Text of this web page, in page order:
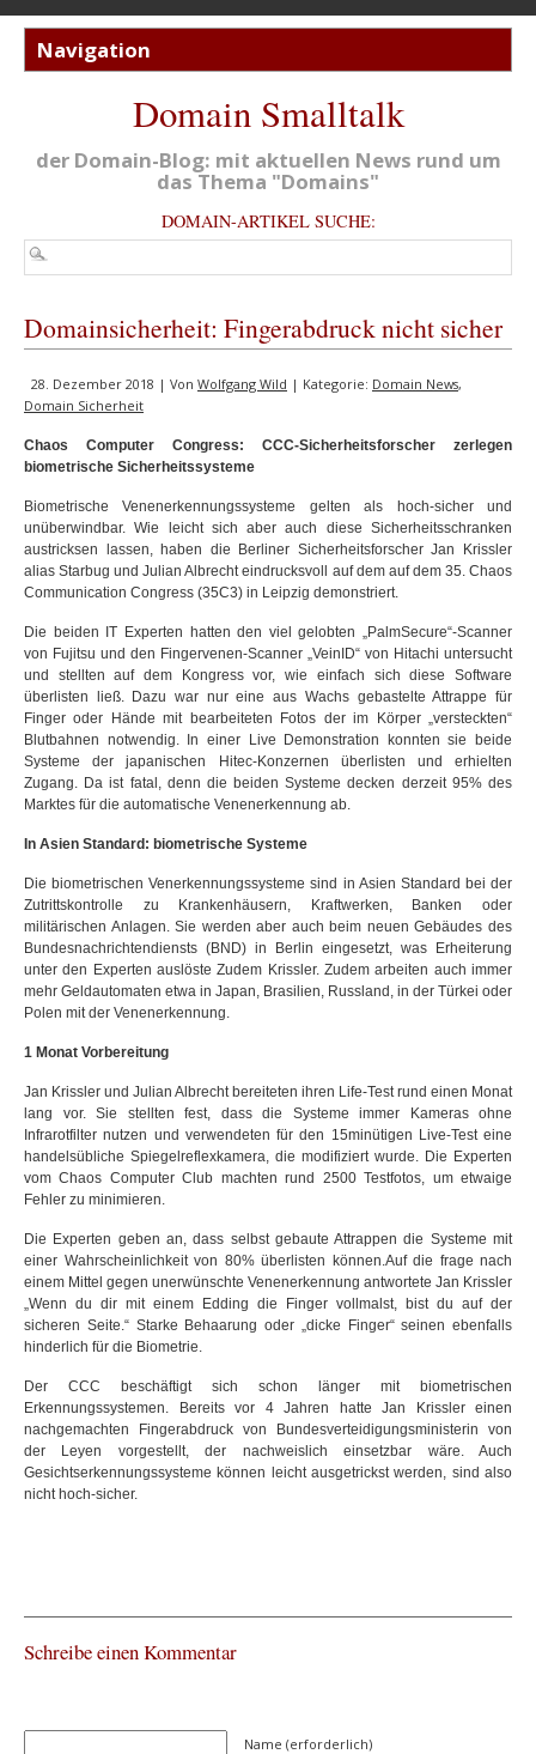
Domain Smalltalk
der Domain-Blog: mit aktuellen News rund um
das Thema "Domains"
DOMAIN-ARTIKEL SUCHE:
Domainsicherheit: Fingerabdruck nicht sicher
28. Dezember 2018 | Von Wolfgang Wild | Kategorie: Domain News,
Domain Sicherheit
Chaos Computer Congress: CCC-Sicherheitsforscher zerlegen
biometrische Sicherheitssysteme
Biometrische Venenerkennungssysteme gelten als hoch-sicher und
unüberwindbar. Wie leicht sich aber auch diese Sicherheitsschranken
austricksen lassen, haben die Berliner Sicherheitsforscher Jan Krissler
alias Starbug und Julian Albrecht eindrucksvoll auf dem auf dem 35. Chaos
Communication Congress (35C3) in Leipzig demonstriert.
Die beiden IT Experten hatten den viel gelobten „PalmSecure“-Scanner
von Fujitsu und den Fingervenen-Scanner „VeinID“ von Hitachi untersucht
und stellten auf dem Kongress vor, wie einfach sich diese Software
überlisten ließ. Dazu war nur eine aus Wachs gebastelte Attrappe für
Finger oder Hände mit bearbeiteten Fotos der im Körper „versteckten“
Blutbahnen notwendig. In einer Live Demonstration konnten sie beide
Systeme der japanischen Hitec-Konzernen überlisten und erhielten
Zugang. Da ist fatal, denn die beiden Systeme decken derzeit 95% des
Marktes für die automatische Venenerkennung ab.
In Asien Standard: biometrische Systeme
Die biometrischen Venerkennungssysteme sind in Asien Standard bei der
Zutrittskontrolle zu Krankenhäusern, Kraftwerken, Banken oder
militärischen Anlagen. Sie werden aber auch beim neuen Gebäudes des
Bundesnachrichtendiensts (BND) in Berlin eingesetzt, was Erheiterung
unter den Experten auslöste Zudem Krissler. Zudem arbeiten auch immer
mehr Geldautomaten etwa in Japan, Brasilien, Russland, in der Türkei oder
Polen mit der Venenerkennung.
1 Monat Vorbereitung
Jan Krissler und Julian Albrecht bereiteten ihren Life-Test rund einen Monat
lang vor. Sie stellten fest, dass die Systeme immer Kameras ohne
Infrarotfilter nutzen und verwendeten für den 15minütigen Live-Test eine
handelsübliche Spiegelreflexkamera, die modifiziert wurde. Die Experten
vom Chaos Computer Club machten rund 2500 Testfotos, um etwaige
Fehler zu minimieren.
Die Experten geben an, dass selbst gebaute Attrappen die Systeme mit
einer Wahrscheinlichkeit von 80% überlisten können.Auf die frage nach
einem Mittel gegen unerwünschte Venenerkennung antwortete Jan Krissler
„Wenn du dir mit einem Edding die Finger vollmalst, bist du auf der
sicheren Seite.“ Starke Behaarung oder „dicke Finger“ seinen ebenfalls
hinderlich für die Biometrie.
Der CCC beschäftigt sich schon länger mit biometrischen
Erkennungssystemen. Bereits vor 4 Jahren hatte Jan Krissler einen
nachgemachten Fingerabdruck von Bundesverteidigungsministerin von
der Leyen vorgestellt, der nachweislich einsetzbar wäre. Auch
Gesichtserkennungssysteme können leicht ausgetrickst werden, sind also
nicht hoch-sicher.
Schreibe einen Kommentar
Name (erforderlich)